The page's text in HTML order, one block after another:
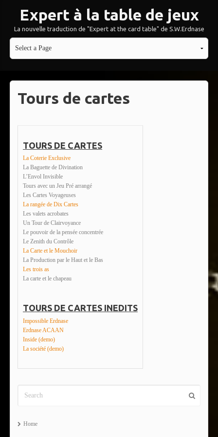
Expert à la table de jeux
La nouvelle traduction de "Expert at the card table" de S.W.Erdnase
Tours de cartes
TOURS DE CARTES
La Coterie Exclusive
La Baguette de Divination
L’Envol Invisible
Tours avec un Jeu Pré arrangé
Les Cartes Voyageuses
La rangée de Dix Cartes
Les valets acrobates
Un Tour de Clairvoyance
Le pouvoir de la pensée concentrée
Le Zenith du Contrôle
La Carte et le Mouchoir
La Production par le Haut et le Bas
Les trois as
La carte et le chapeau
TOURS DE CARTES INEDITS
Impossible Erdnase
Erdnase ACAAN
Inside (demo)
La société (demo)
Home